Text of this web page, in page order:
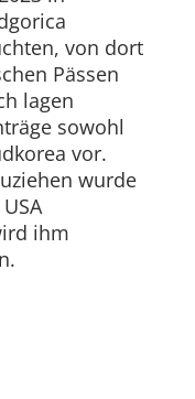
von dort
Pässen
lagen
sowohl
vor.
wurde
ihm